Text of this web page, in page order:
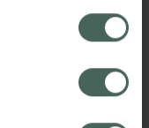
påverkar inte
återkallelsen.
Visa